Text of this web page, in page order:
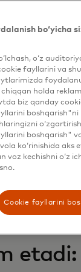
etadi:
bo‘yicha
o‘z
fayllarini va
holda
biz qanday
boshqarish"ni
boshqarish"
ko‘rinishida aks
voz kechishni o‘z
Cookie fayllarini